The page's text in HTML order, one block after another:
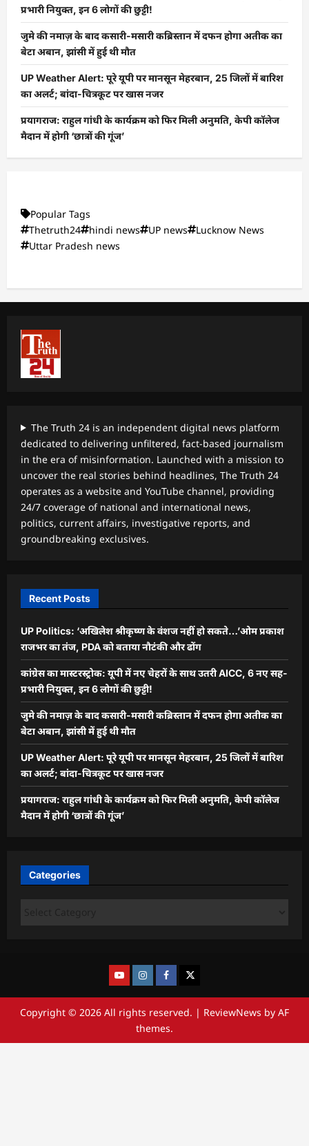
प्रभारी नियुक्त, इन 6 लोगों की छुट्टी!
जुमे की नमाज़ के बाद कसारी-मसारी कब्रिस्तान में दफन होगा अतीक का
बेटा अबान, झांसी में हुई थी मौत
UP Weather Alert: पूरे यूपी पर मानसून मेहरबान, 25 जिलों में बारिश
का अलर्ट; बांदा-चित्रकूट पर खास नजर
प्रयागराज: राहुल गांधी के कार्यक्रम को फिर मिली अनुमति, केपी कॉलेज
मैदान में होगी ‘छात्रों की गूंज’
Popular Tags
Thetruth24
hindi news UP news
Lucknow News
Uttar Pradesh news
The Truth 24 is an independent digital news platform
dedicated to delivering unfiltered, fact-based journalism
in the era of misinformation. Launched with a mission to
uncover the real stories behind headlines, The Truth 24
operates as a website and YouTube channel, providing
24/7 coverage of national and international news,
politics, current affairs, investigative reports, and
groundbreaking exclusives.
Recent Posts
UP Politics: ‘अखिलेश श्रीकृष्ण के वंशज नहीं हो सकते…’ओम प्रकाश
राजभर का तंज, PDA को बताया नौटंकी और ढोंग
कांग्रेस का मास्टरस्ट्रोक: यूपी में नए चेहरों के साथ उतरी AICC, 6 नए सह-
प्रभारी नियुक्त, इन 6 लोगों की छुट्टी!
जुमे की नमाज़ के बाद कसारी-मसारी कब्रिस्तान में दफन होगा अतीक का
बेटा अबान, झांसी में हुई थी मौत
UP Weather Alert: पूरे यूपी पर मानसून मेहरबान, 25 जिलों में बारिश
का अलर्ट; बांदा-चित्रकूट पर खास नजर
प्रयागराज: राहुल गांधी के कार्यक्रम को फिर मिली अनुमति, केपी कॉलेज
मैदान में होगी ‘छात्रों की गूंज’
Categories
Copyright © 2026 All rights reserved. | ReviewNews by AF
themes.